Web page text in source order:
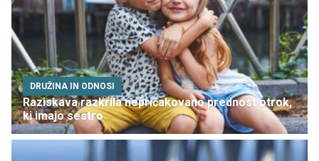
DRUŽINA IN ODNOSI
Raziskava razkrila nepričakovano prednost otrok,
ki imajo sestro